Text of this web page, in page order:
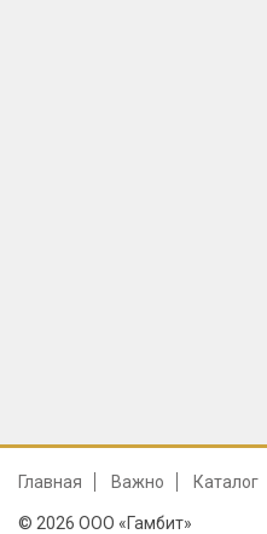
Главная Важно Каталог
© 2026 ООО «Гамбит»